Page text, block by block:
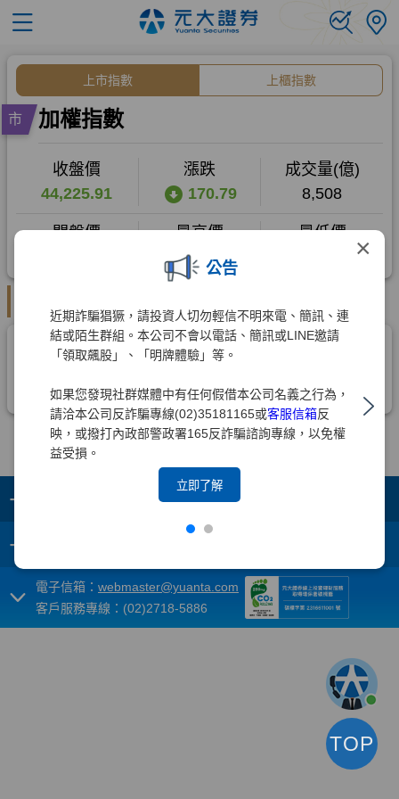
×
公告
近期詐騙猖獗，請投資人切勿輕信不明來電、簡訊、連
結或陌生群組。本公司不會以電話、簡訊或LINE邀請
「領取飆股」、「明牌體驗」等。
如果您發現社群媒體中有任何假借本公司名義之行為，
請洽本公司反詐騙專線(02)35181165或客服信箱反
映，或撥打內政部警政署165反詐騙諮詢專線，以免權
益受損。
立即了解
+
+
電子信箱： webmaster@yuanta.com
客戶服務專線：(02)2718-5886
TOP